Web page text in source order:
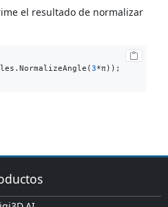
el resultado de normalizar
3